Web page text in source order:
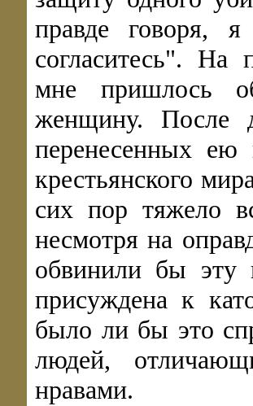
правде говоря,
согласитесь". На
мне пришлось
женщину. После
перенесенных ею
крестьянского
сих пор тяжело
несмотря на
обвинили бы
присуждена к
было ли бы это
людей,
нравами.